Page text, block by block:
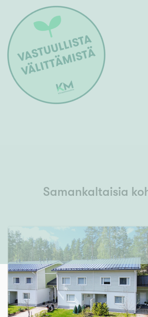
Samankaltaisia